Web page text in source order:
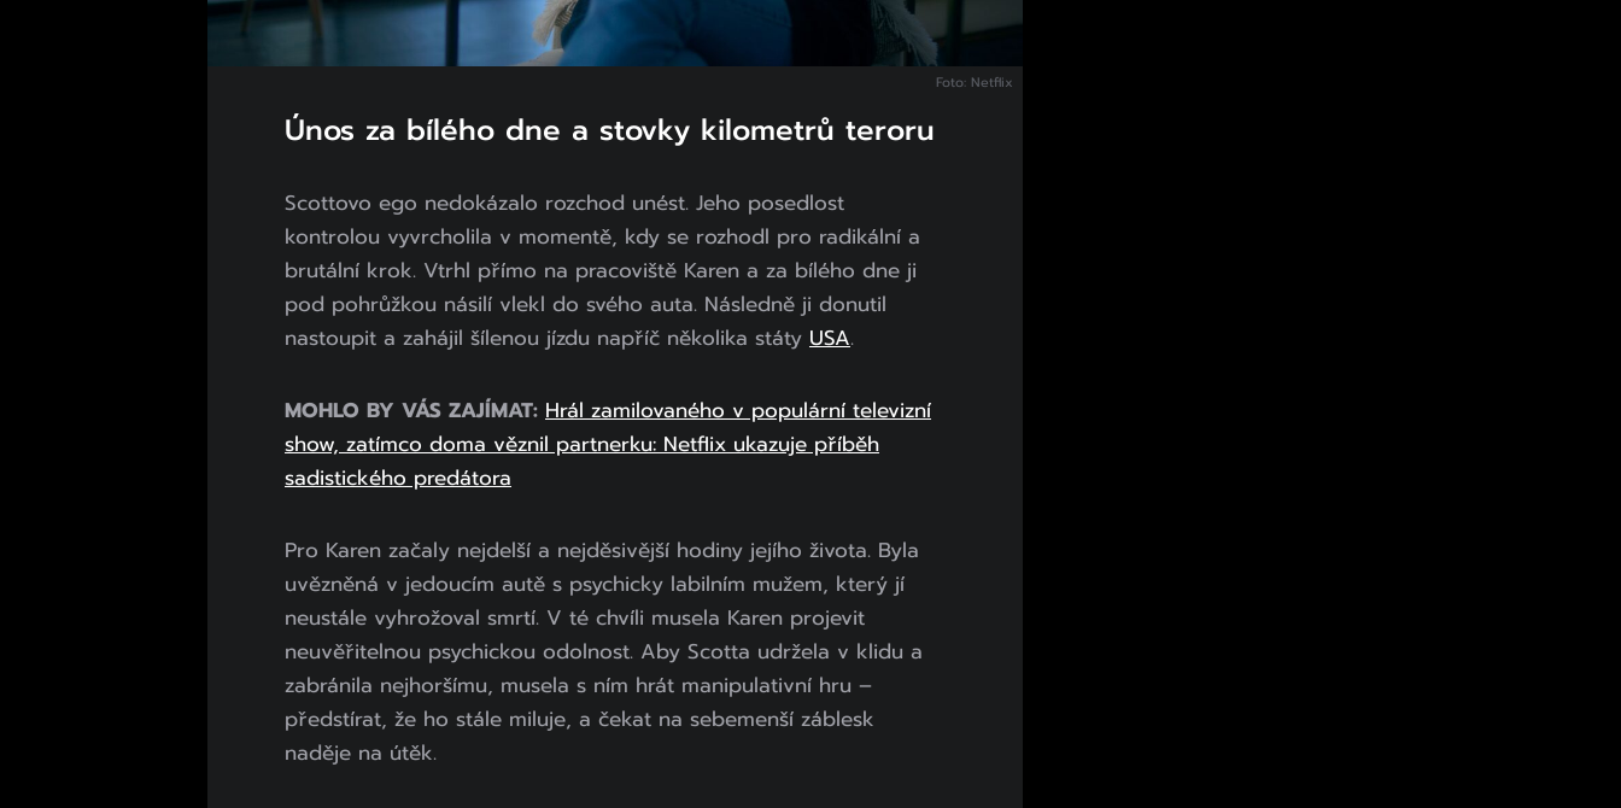
Foto: Netflix
Únos za bílého dne a stovky kilometrů teroru
Scottovo ego nedokázalo rozchod unést. Jeho posedlost
kontrolou vyvrcholila v momentě, kdy se rozhodl pro radikální a
brutální krok. Vtrhl přímo na pracoviště Karen a za bílého dne ji
pod pohrůžkou násilí vlekl do svého auta. Následně ji donutil
nastoupit a zahájil šílenou jízdu napříč několika státy USA.
MOHLO BY VÁS ZAJÍMAT: Hrál zamilovaného v populární televizní
show, zatímco doma věznil partnerku: Netflix ukazuje příběh
sadistického predátora
Pro Karen začaly nejdelší a nejděsivější hodiny jejího života. Byla
uvězněná v jedoucím autě s psychicky labilním mužem, který jí
neustále vyhrožoval smrtí. V té chvíli musela Karen projevit
neuvěřitelnou psychickou odolnost. Aby Scotta udržela v klidu a
zabránila nejhoršímu, musela s ním hrát manipulativní hru –
předstírat, že ho stále miluje, a čekat na sebemenší záblesk
naděje na útěk.